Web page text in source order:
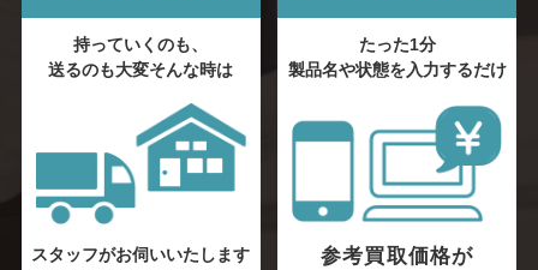
持っていくのも、
送るのも大変そんな時は
スタッフがお伺いいたします
たった1分
製品名や状態を入力するだけ
参考買取価格が